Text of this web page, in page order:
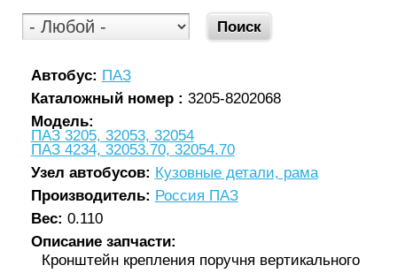
Автобус: ПАЗ
Каталожный номер : 3205-8202068
Модель:
ПАЗ 3205, 32053, 32054
ПАЗ 4234, 32053.70, 32054.70
Узел автобусов: Кузовные детали, рама
Производитель: Россия ПАЗ
Вес: 0.110
Описание запчасти:
Кронштейн крепления поручня вертикального